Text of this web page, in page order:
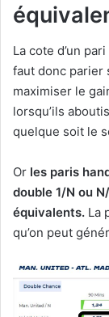
La cote d’un
faut donc parier
maximiser le
lorsqu’ils
quelque soit le
Or les paris
double 1/N ou
équivalents. La
qu’on peut